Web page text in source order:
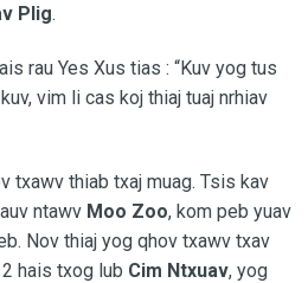
Plig.
rau Yes Xus tias : “Kuv yog tus
vim li cas koj thiaj tuaj nrhiav
txawv thiab txaj muag. Tsis kav
ntawv Moo Zoo, kom peb yuav
Nov thiaj yog qhov txawv txav
hais txog lub Cim Ntxuav, yog